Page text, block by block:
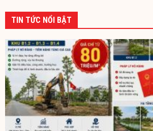
TIN TỨC NỔI BẬT